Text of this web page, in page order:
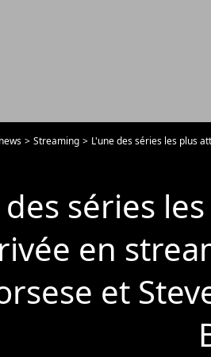
Streaming
L'une des séries les plus
des séries
en
et